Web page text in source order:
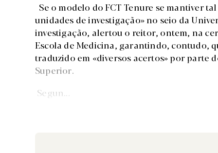
Se o modelo do FCT Tenure se mantiver
unidades de investigação» no seio da
investigação, alertou o reitor, ontem, na
Escola de Medicina, garantindo, contudo,
traduzido em «diversos acertos» por parte
Superior.
Segun...